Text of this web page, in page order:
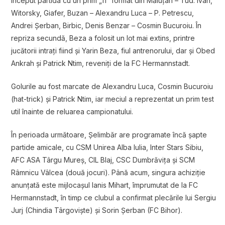
Witorsky, Giafer, Buzan – Alexandru Luca – P. Petrescu,
Andrei Șerban, Birbic, Denis Benzar – Cosmin Bucuroiu. În
repriza secundă, Beza a folosit un lot mai extins, printre
jucătorii intrați fiind și Yarin Beza, fiul antrenorului, dar și Obed
Ankrah și Patrick Ntim, reveniți de la FC Hermannstadt.
Golurile au fost marcate de Alexandru Luca, Cosmin Bucuroiu
(hat-trick) și Patrick Ntim, iar meciul a reprezentat un prim test
util înainte de reluarea campionatului.
În perioada următoare, Șelimbăr are programate încă șapte
partide amicale, cu CSM Unirea Alba Iulia, Inter Stars Sibiu,
AFC ASA Târgu Mureș, CIL Blaj, CSC Dumbrăvița și SCM
Râmnicu Vâlcea (două jocuri). Până acum, singura achiziție
anunțată este mijlocașul Ianis Mihart, împrumutat de la FC
Hermannstadt, în timp ce clubul a confirmat plecările lui Sergiu
Jurj (Chindia Târgoviște) și Sorin Șerban (FC Bihor).